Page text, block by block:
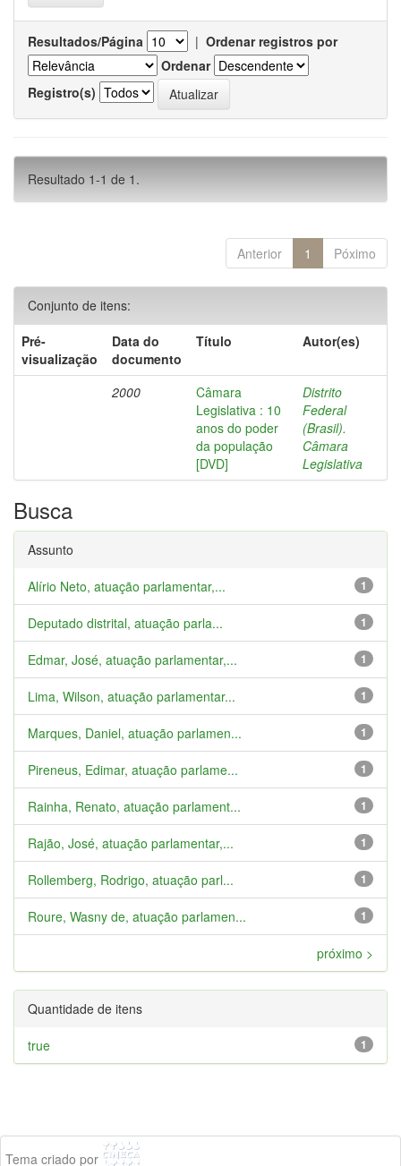
Resultados/Página | Ordenar registros por
Ordenar
Registro(s)
Resultado 1-1 de 1.
Anterior 1 Póximo
Conjunto de itens:
Pré-
visualização
Data do
documento
Título Autor(es)
2000
Câmara
Legislativa : 10
anos do poder
da população
[DVD]
Distrito
Federal
(Brasil).
Câmara
Legislativa
Busca
Assunto
1
Alírio Neto, atuação parlamentar,...
1
Deputado distrital, atuação parla...
1
Edmar, José, atuação parlamentar,...
1
Lima, Wilson, atuação parlamentar...
1
Marques, Daniel, atuação parlamen...
1
Pireneus, Edimar, atuação parlame...
1
Rainha, Renato, atuação parlament...
1
Rajão, José, atuação parlamentar,...
1
Rollemberg, Rodrigo, atuação parl...
1
Roure, Wasny de, atuação parlamen...
próximo >
Quantidade de itens
1
true
Tema criado por